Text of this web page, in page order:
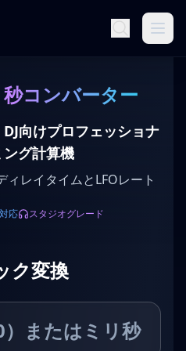
コンバーター
向けプロフェッショナ
グ計算機
ィレイタイムとLFOレート
応 スタジオグレード
ク変換